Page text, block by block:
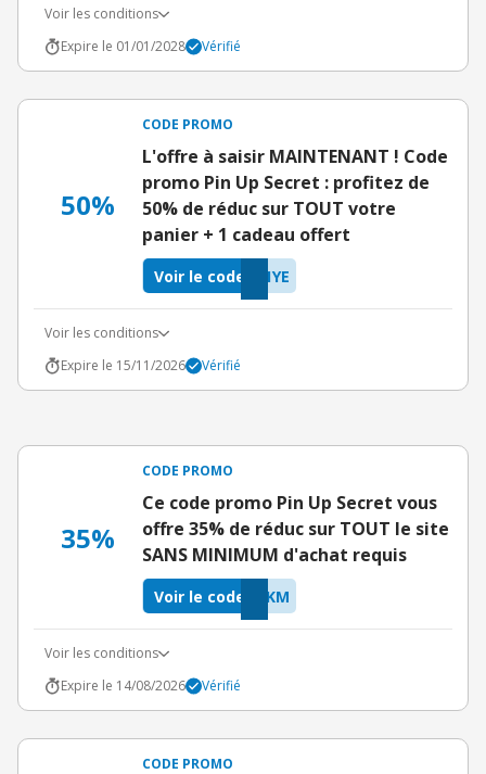
Voir les conditions
Expire le 01/01/2028
Vérifié
50%
CODE PROMO
L'offre à saisir MAINTENANT ! Code
promo Pin Up Secret : profitez de
50% de réduc sur TOUT votre
panier + 1 cadeau offert
1YE
Voir le code
Voir les conditions
Expire le 15/11/2026
Vérifié
35%
CODE PROMO
Ce code promo Pin Up Secret vous
offre 35% de réduc sur TOUT le site
SANS MINIMUM d'achat requis
HKM
Voir le code
Voir les conditions
Expire le 14/08/2026
Vérifié
CODE PROMO